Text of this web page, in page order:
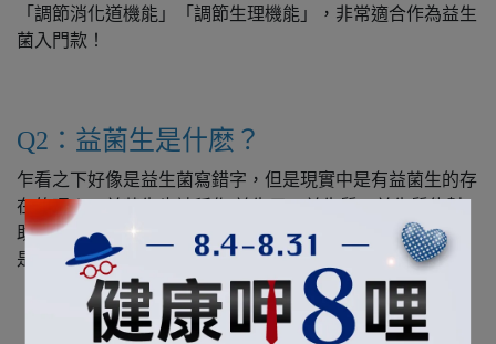
「調節消化道機能」「調節生理機能」，非常適合作為益生
菌入門款！
Q2：益菌生是什麽？
乍看之下好像是益生菌寫錯字，但是現實中是有益菌生的存
在的喔！。益菌生也被稱作 益生元、益生質。益生質能幫
助益菌生長，
是益生菌的食物
。益菌生可以幫助排便順暢，
是挑選益生菌的重要指標。